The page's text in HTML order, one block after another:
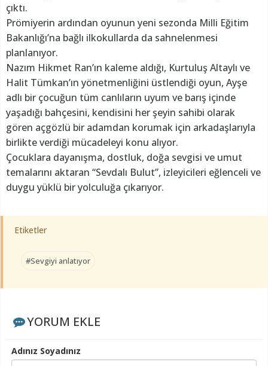
çıktı.
Prömiyerin ardından oyunun yeni sezonda Milli Eğitim
Bakanlığı’na bağlı ilkokullarda da sahnelenmesi
planlanıyor.
Nazım Hikmet Ran’ın kaleme aldığı, Kurtuluş Altaylı ve
Halit Tümkan’ın yönetmenliğini üstlendiği oyun, Ayşe
adlı bir çocuğun tüm canlıların uyum ve barış içinde
yaşadığı bahçesini, kendisini her şeyin sahibi olarak
gören açgözlü bir adamdan korumak için arkadaşlarıyla
birlikte verdiği mücadeleyi konu alıyor.
Çocuklara dayanışma, dostluk, doğa sevgisi ve umut
temalarını aktaran “Sevdalı Bulut”, izleyicileri eğlenceli ve
duygu yüklü bir yolculuğa çıkarıyor.
Etiketler
#Sevgiyi anlatıyor
YORUM EKLE
Adınız Soyadınız